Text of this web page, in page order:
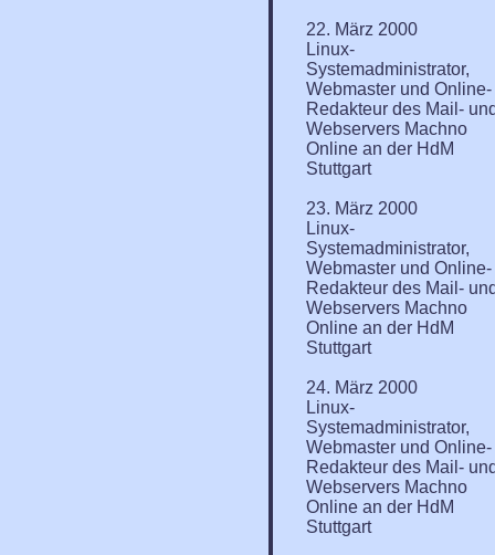
22. März 2000
Linux-
Systemadministrator,
Webmaster und Online-
Redakteur des Mail-
Webservers Machno
Online an der HdM
Stuttgart
23. März 2000
Linux-
Systemadministrator,
Webmaster und Online-
Redakteur des Mail-
Webservers Machno
Online an der HdM
Stuttgart
24. März 2000
Linux-
Systemadministrator,
Webmaster und Online-
Redakteur des Mail-
Webservers Machno
Online an der HdM
Stuttgart